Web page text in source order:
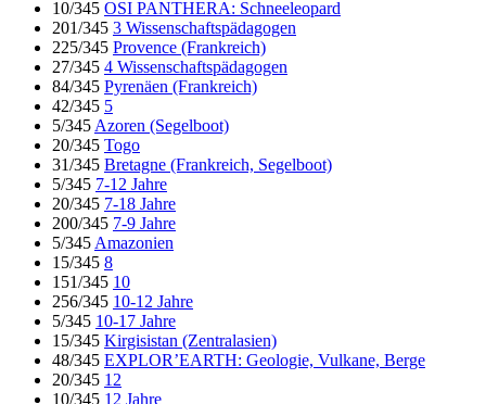
10/345 OSI PANTHERA: Schneeleopard
201/345 3 Wissenschaftspädagogen
225/345 Provence (Frankreich)
27/345 4 Wissenschaftspädagogen
84/345 Pyrenäen (Frankreich)
42/345 5
5/345 Azoren (Segelboot)
20/345 Togo
31/345 Bretagne (Frankreich, Segelboot)
5/345 7-12 Jahre
20/345 7-18 Jahre
200/345 7-9 Jahre
5/345 Amazonien
15/345 8
151/345 10
256/345 10-12 Jahre
5/345 10-17 Jahre
15/345 Kirgisistan (Zentralasien)
48/345 EXPLOR’EARTH: Geologie, Vulkane, Berge
20/345 12
10/345 12 Jahre